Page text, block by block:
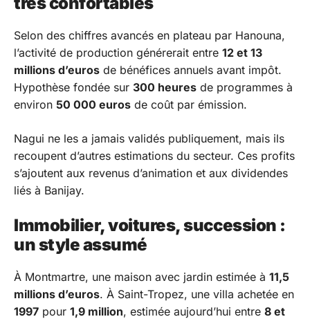
Selon des chiffres avancés en plateau par Hanouna,
l’activité de production générerait entre 12 et 13
millions d’euros de bénéfices annuels avant impôt.
Hypothèse fondée sur 300 heures de programmes à
environ 50 000 euros de coût par émission.
Nagui ne les a jamais validés publiquement, mais ils
recoupent d’autres estimations du secteur. Ces profits
s’ajoutent aux revenus d’animation et aux dividendes
liés à Banijay.
Immobilier, voitures, succession :
un style assumé
À Montmartre, une maison avec jardin estimée à 11,5
millions d’euros. À Saint-Tropez, une villa achetée en
1997 pour 1,9 million, estimée aujourd’hui entre 8 et